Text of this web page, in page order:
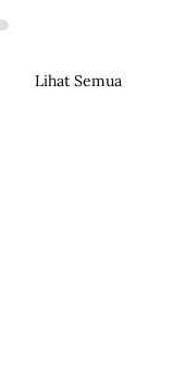
Lihat Semua